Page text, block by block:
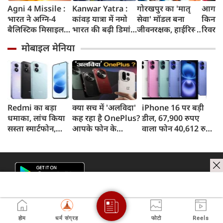
Agni 4 Missile :
भारत ने अग्नि-4
बैलिस्टिक मिसाइल
किया, 4,000 KM
तक मारक क्षमता
Kanwar Yatra :
कांवड़ यात्रा में नमो
भारत की बढ़ी डिमांड,
कई स्टेशनों पर 50%
तक बढ़ी यात्रियों की
संख्या
गोरखपुर का 'मातृ
सेवा' मॉडल बना
जीवनरक्षक, हाईरिस्क
इलाज से बची 77
जिंदगियां
आगरा
रिवर
करेगी
मोबाइल मेनिया
Redmi का बड़ा
धमाका, लांच किया
सस्ता स्मार्टफोन,
क्या सच में 'अलविदा'
कह रहा है OnePlus?
आपके फोन के
iPhone 16 पर बड़ी
डील, 67,900 रुपए
वाला फोन 40,612 रुपए
होम धर्म संग्रह फोटो Reels